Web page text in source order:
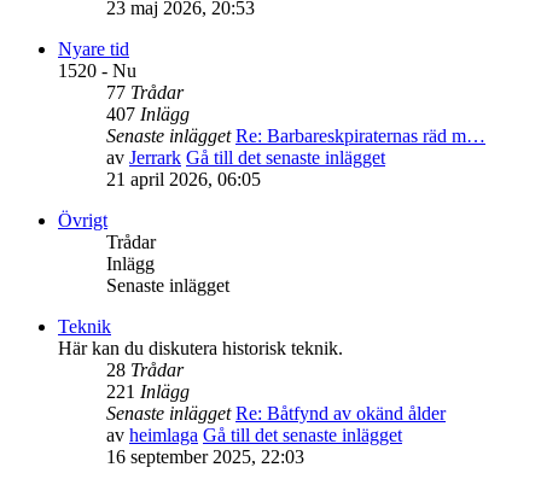
23 maj 2026, 20:53
Nyare tid
1520 - Nu
77 Trådar
407 Inlägg
Senaste inlägget Re: Barbareskpiraternas räd m…
av Jerrark Gå till det senaste inlägget
21 april 2026, 06:05
Övrigt
Trådar
Inlägg
Senaste inlägget
Teknik
Här kan du diskutera historisk teknik.
28 Trådar
221 Inlägg
Senaste inlägget Re: Båtfynd av okänd ålder
av heimlaga Gå till det senaste inlägget
16 september 2025, 22:03